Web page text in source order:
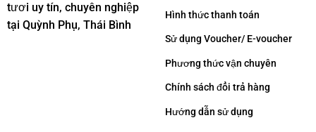
tươi uy tín, chuyên nghiệp
tại Quỳnh Phụ, Thái Bình
Hình thức thanh toán
Sử dụng Voucher/ E-voucher
Phương thức vận chuyên
Chính sách đổi trả hàng
Hướng dẫn sử dụng